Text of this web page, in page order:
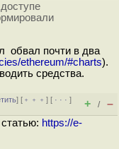
обвал почти в два
ethereum/#charts).
средства.
] [ ﹢﹢﹢] [ · · ·]
+ / –
https://e-